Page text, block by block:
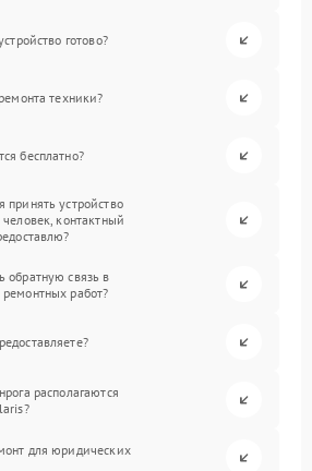
готово?
техники?
бесплатно?
устройство
контактный
обратную связь в
работ?
располагаются
для юридических